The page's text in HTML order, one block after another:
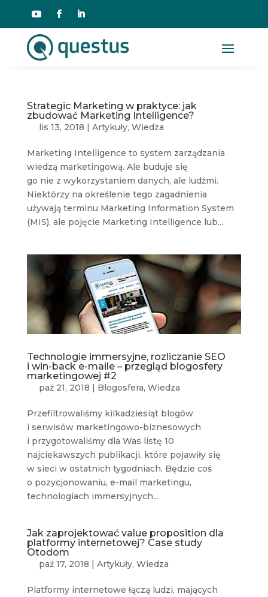
Strategic Marketing w praktyce: jak
zbudować Marketing Intelligence?
lis 13, 2018 | Artykuły, Wiedza
Marketing Intelligence to system zarządzania
wiedzą marketingową. Ale buduje się
go nie z wykorzystaniem danych, ale ludźmi.
Niektórzy na określenie tego zagadnienia
używają terminu Marketing Information System
(MIS), ale pojęcie Marketing Intelligence lub...
Technologie immersyjne, rozliczanie SEO
i win-back e-maile – przegląd blogosfery
marketingowej #2
paź 21, 2018 | Blogosfera, Wiedza
Przefiltrowaliśmy kilkadziesiąt blogów
i serwisów marketingowo-biznesowych
i przygotowaliśmy dla Was listę 10
najciekawszych publikacji, które pojawiły się
w sieci w ostatnich tygodniach. Będzie coś
o pozycjonowaniu, e-mail marketingu,
technologiach immersyjnych...
Jak zaprojektować value proposition dla
platformy internetowej? Case study
Otodom
paź 17, 2018 | Artykuły, Wiedza
Platformy internetowe łączą ludzi, mających